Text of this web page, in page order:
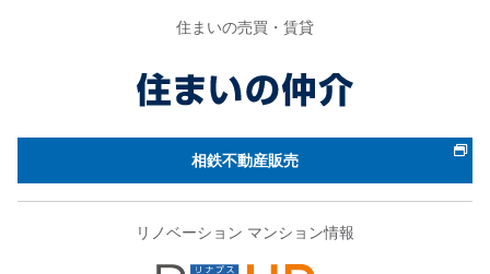
住まいの売買・賃貸
相鉄不動産販売
リノベーション マンション情報